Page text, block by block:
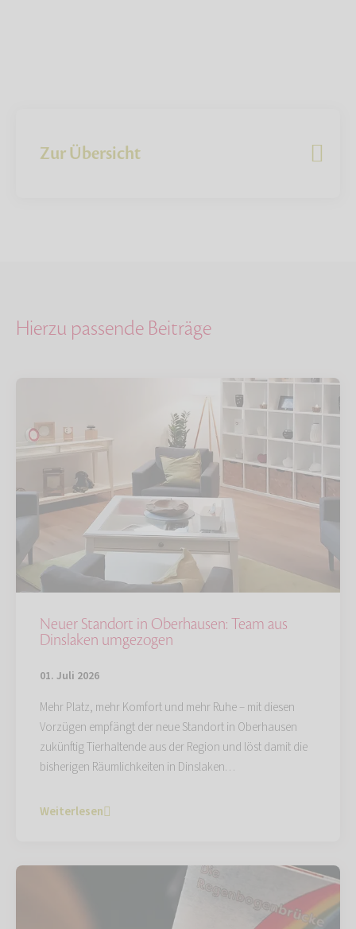
Zur Übersicht
Hierzu passende Beiträge
Neuer Standort in Oberhausen: Team aus
Dinslaken umgezogen
01. Juli 2026
Mehr Platz, mehr Komfort und mehr Ruhe – mit diesen
Vorzügen empfängt der neue Standort in Oberhausen
zukünftig Tierhaltende aus der Region und löst damit die
bisherigen Räumlichkeiten in Dinslaken…
Weiterlesen